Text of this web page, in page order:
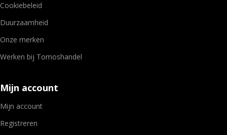
Cookiebeleid
Duurzaamheid
Onze merken
Werken bij Tomoshandel
Mijn account
Mijn account
Registreren